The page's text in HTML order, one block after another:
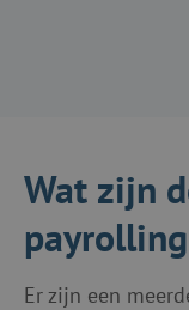
Wat zijn
Er zijn een